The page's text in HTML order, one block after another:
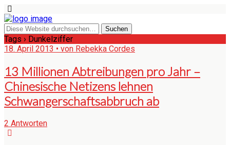
Tags › Dunkelziffer
18. April 2013 • von Rebekka Cordes
13 Millionen Abtreibungen pro Jahr –
Chinesische Netizens lehnen
Schwangerschaftsabbruch ab
2 Antworten